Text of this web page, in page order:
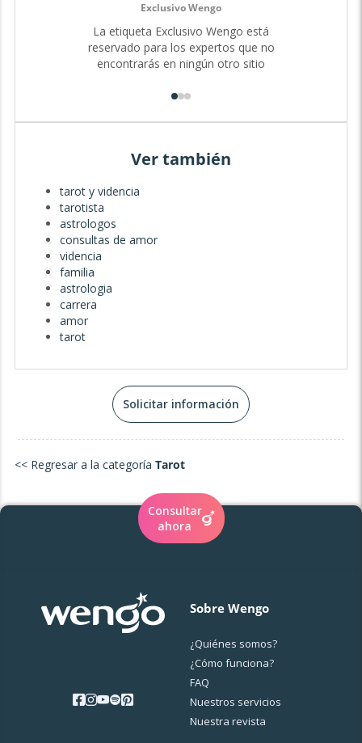
Exclusivo Wengo
La etiqueta Exclusivo Wengo está
reservado para los expertos que no
encontrarás en ningún otro sitio
Ver también
tarot y videncia
tarotista
astrologos
consultas de amor
videncia
familia
astrologia
carrera
amor
tarot
Solicitar información
<< Regresar a la categoría Tarot
Consultar
ahora
Sobre Wengo
¿Quiénes somos?
¿Cо́mo funciona?
FAQ
Nuestros servicios
Nuestra revista